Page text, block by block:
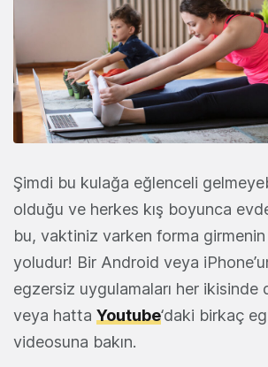
Şimdi bu kulağa eğlenceli
olduğu ve herkes kış boyunca
bu, vaktiniz varken forma
yoludur! Bir Android veya
egzersiz uygulamaları her ikisinde
veya hatta Youtube‘daki birkaç
videosuna bakın.